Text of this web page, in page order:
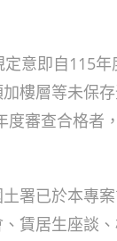
意即自115
樓層等未保
審查合格者
署已於本專
賃居生座談